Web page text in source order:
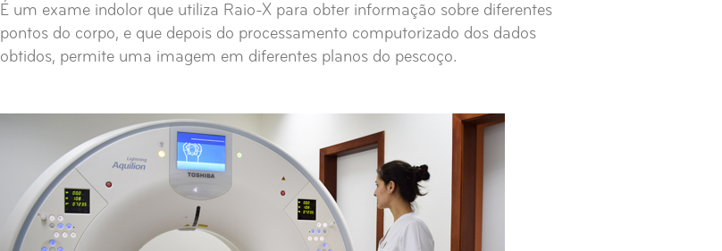
É um exame indolor que utiliza Raio-X para obter informação sobre diferentes
pontos do corpo, e que depois do processamento computorizado dos dados
obtidos, permite uma imagem em diferentes planos do pescoço.